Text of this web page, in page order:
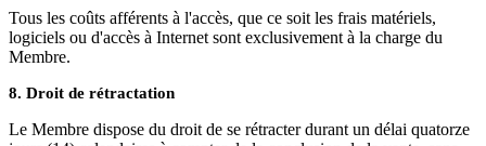
Tous les coûts afférents à l'accès, que ce soit les frais matériels,
logiciels ou d'accès à Internet sont exclusivement à la charge du
Membre.
8. Droit de rétractation
Le Membre dispose du droit de se rétracter durant un délai quatorze